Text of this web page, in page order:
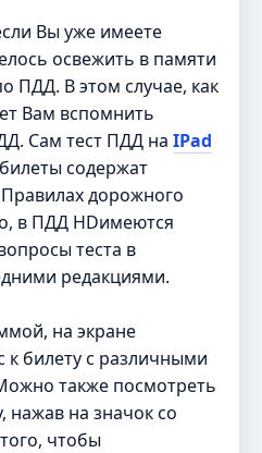
Вы уже имеете
освежить в памяти
ПДД. В этом случае, как
Вам вспомнить
Сам тест ПДД на IPad
содержат
дорожного
в ПДД HDимеются
теста в
редакциями.
на экране
к билету с различными
также посмотреть
нажав на значок со
чтобы